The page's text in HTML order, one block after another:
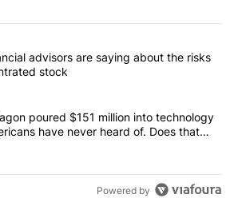
of the most commented articles in the last
"What financial advisors are saying
advisors are saying about the risks
stock
"The Pentagon poured $151 million into
poured $151 million into technology
have never heard of. Does that
investment?
Powered by